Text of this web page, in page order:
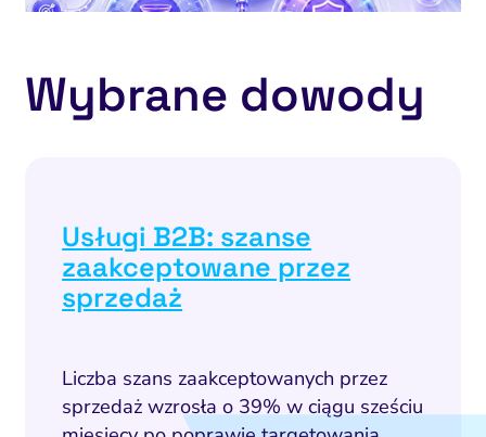
Wybrane dowody
Usługi B2B: szanse
zaakceptowane przez
sprzedaż
Liczba szans zaakceptowanych przez
sprzedaż wzrosła o 39% w ciągu sześciu